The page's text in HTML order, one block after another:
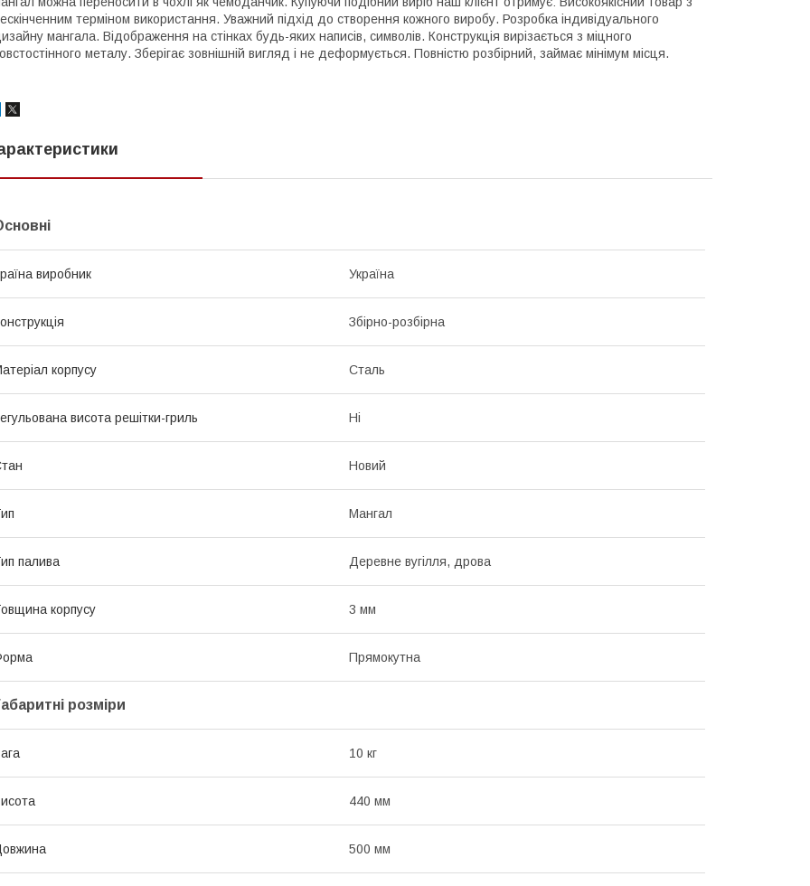
терміном використання. Уважний підхід до створення кожного виробу. Розробка індивідуального
мангала. Відображення на стінках будь-яких написів, символів. Конструкція вирізається з міцного
металу. Зберігає зовнішній вигляд і не деформується. Повністю розбірний, займає мінімум місця.
виробник Україна
Збірно-розбірна
корпусу Сталь
висота решітки-гриль Ні
Новий
Мангал
палива Деревне вугілля, дрова
корпусу 3 мм
Прямокутна
розміри
10 кг
440 мм
500 мм